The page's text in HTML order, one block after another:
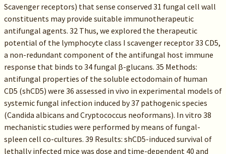
Scavenger receptors) that sense conserved 31 fungal cell wall
constituents may provide suitable immunotherapeutic
antifungal agents. 32 Thus, we explored the therapeutic
potential of the lymphocyte class I scavenger receptor 33 CD5,
a non-redundant component of the antifungal host immune
response that binds to 34 fungal β-glucans. 35 Methods:
antifungal properties of the soluble ectodomain of human
CD5 (shCD5) were 36 assessed in vivo in experimental models of
systemic fungal infection induced by 37 pathogenic species
(Candida albicans and Cryptococcus neoformans). In vitro 38
mechanistic studies were performed by means of fungal-
spleen cell co-cultures. 39 Results: shCD5-induced survival of
lethally infected mice was dose and time-dependent 40 and